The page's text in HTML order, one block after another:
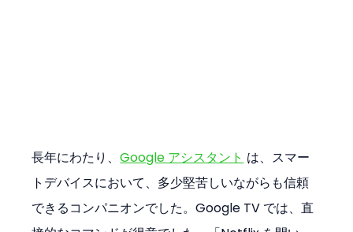
長年にわたり、Google アシスタント は、スマー
トデバイスにおいて、多少堅苦しいながらも信頼
できるコンパニオンでした。Google TV では、直